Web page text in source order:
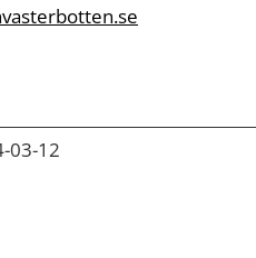
03-12